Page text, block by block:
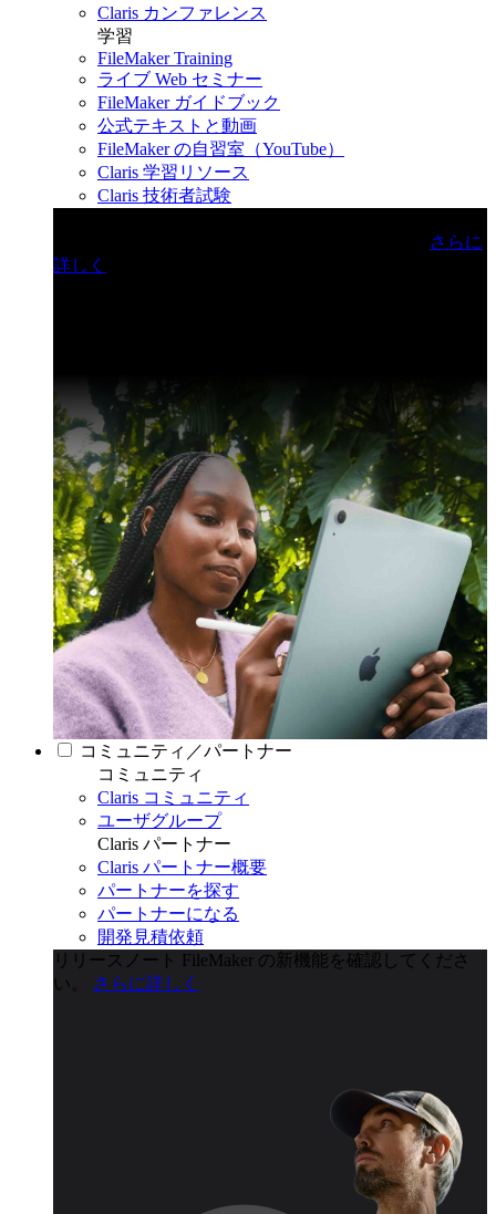
Claris カンファレンス
学習
FileMaker Training
ライブ Web セミナー
FileMaker ガイドブック
公式テキストと動画
FileMaker の自習室（YouTube）
Claris 学習リソース
Claris 技術者試験
さらに
詳しく
コミュニティ／パートナー
コミュニティ
Claris コミュニティ
ユーザグループ
Claris パートナー
Claris パートナー概要
パートナーを探す
パートナーになる
開発見積依頼
リリースノート
FileMaker の新機能を確認してくださ
い。
さらに詳しく